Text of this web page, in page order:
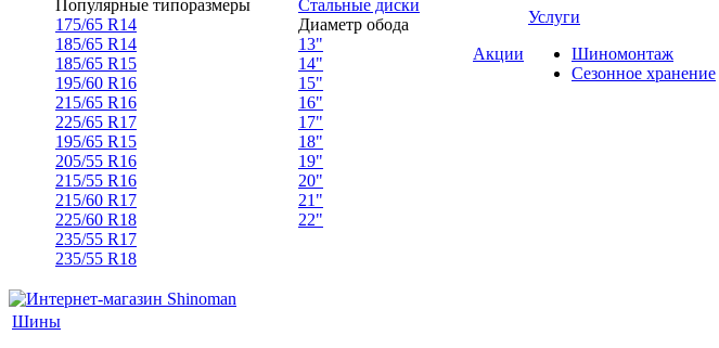
Популярные типоразмеры
175/65 R14
185/65 R14
185/65 R15
195/60 R16
215/65 R16
225/65 R17
195/65 R15
205/55 R16
215/55 R16
215/60 R17
225/60 R18
235/55 R17
235/55 R18
Стальные диски
Диаметр обода
13"
14"
15"
16"
17"
18"
19"
20"
21"
22"
Акции
Услуги
Шиномонтаж
Сезонное хранение
Шины